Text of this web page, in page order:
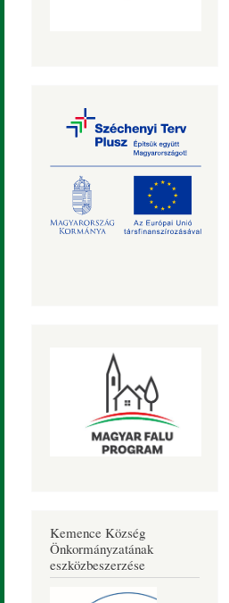
Kemence Község
Önkormányzatának
eszközbeszerzése